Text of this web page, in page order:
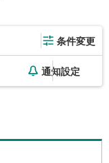
条件変更
通知設定